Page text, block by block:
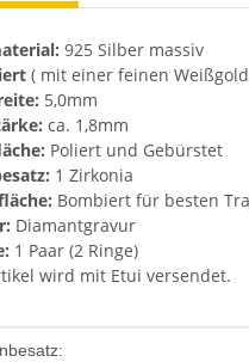
925 Silber massiv
( mit einer feinen
5,0mm
ca. 1,8mm
Poliert und Gebürstet
1 Zirkonia
Bombiert für besten
Diamantgravur
1 Paar (2 Ringe)
wird mit Etui versendet.